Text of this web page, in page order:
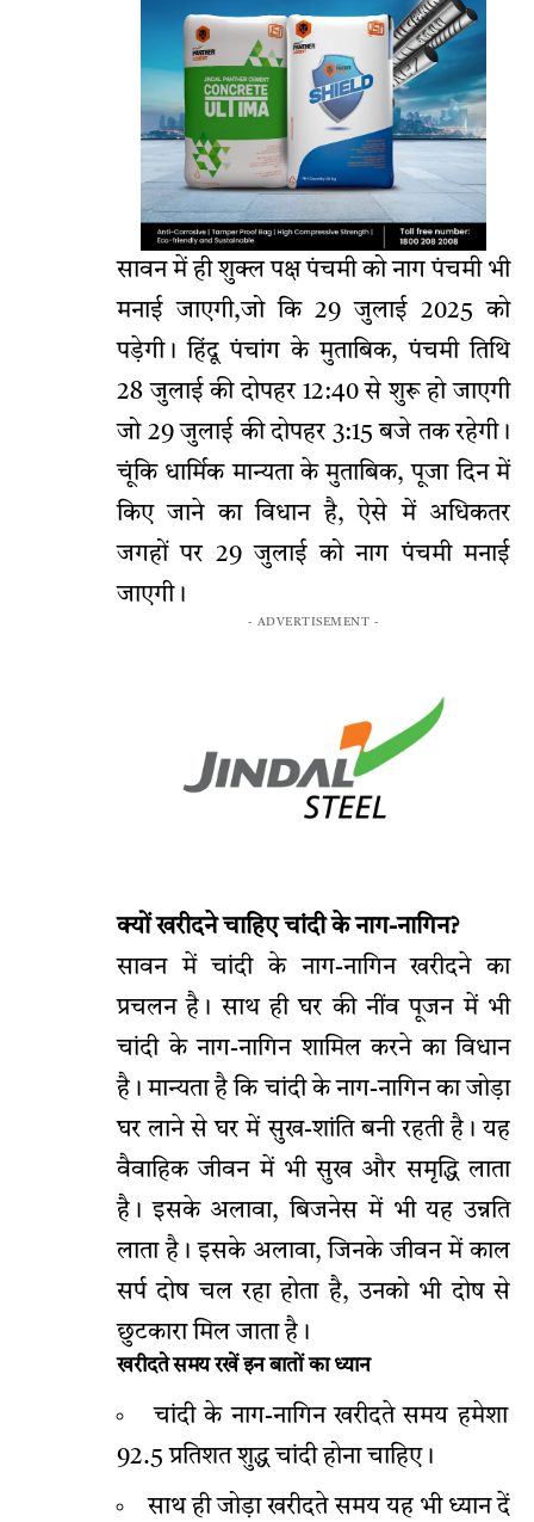
सावन में ही शुक्ल पक्ष पंचमी को नाग पंचमी भी
मनाई जाएगी,जो कि 29 जुलाई 2025 को
पड़ेगी। हिंदू पंचांग के मुताबिक, पंचमी तिथि
28 जुलाई की दोपहर 12:40 से शुरू हो जाएगी
जो 29 जुलाई की दोपहर 3:15 बजे तक रहेगी।
चूंकि धार्मिक मान्यता के मुताबिक, पूजा दिन में
किए जाने का विधान है, ऐसे में अधिकतर
जगहों पर 29 जुलाई को नाग पंचमी मनाई
जाएगी।
- ADVERTISEMENT -
क्यों खरीदने चाहिए चांदी के नाग-नागिन?
सावन में चांदी के नाग-नागिन खरीदने का
प्रचलन है। साथ ही घर की नींव पूजन में भी
चांदी के नाग-नागिन शामिल करने का विधान
है। मान्यता है कि चांदी के नाग-नागिन का जोड़ा
घर लाने से घर में सुख-शांति बनी रहती है। यह
वैवाहिक जीवन में भी सुख और समृद्धि लाता
है। इसके अलावा, बिजनेस में भी यह उन्नति
लाता है। इसके अलावा, जिनके जीवन में काल
सर्प दोष चल रहा होता है, उनको भी दोष से
छुटकारा मिल जाता है।
खरीदते समय रखें इन बातों का ध्यान
चांदी के नाग-नागिन खरीदते समय हमेशा
92.5 प्रतिशत शुद्ध चांदी होना चाहिए।
साथ ही जोड़ा खरीदते समय यह भी ध्यान दें